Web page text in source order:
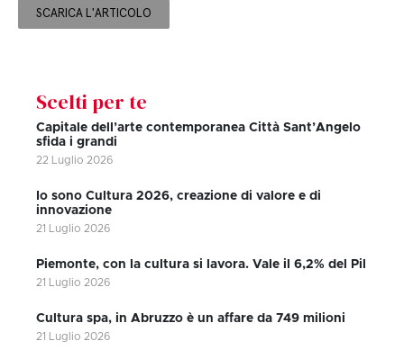
SCARICA L'ARTICOLO
Scelti per te
Capitale dell’arte contemporanea Città Sant’Angelo
sfida i grandi
22 Luglio 2026
Io sono Cultura 2026, creazione di valore e di
innovazione
21 Luglio 2026
Piemonte, con la cultura si lavora. Vale il 6,2% del Pil
21 Luglio 2026
Cultura spa, in Abruzzo è un affare da 749 milioni
21 Luglio 2026